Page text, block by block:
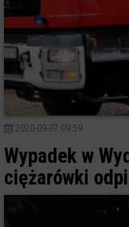
2020-09-07 09:59
Wypadek w
ciężarówki